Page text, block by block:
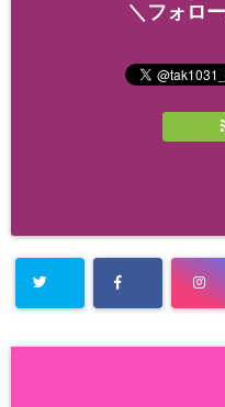
＼フォロ